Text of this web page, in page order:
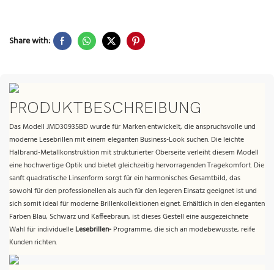
Share with:
PRODUKTBESCHREIBUNG
Das Modell JMD30935BD wurde für Marken entwickelt, die anspruchsvolle und
moderne Lesebrillen mit einem eleganten Business-Look suchen. Die leichte
Halbrand-Metallkonstruktion mit strukturierter Oberseite verleiht diesem Modell
eine hochwertige Optik und bietet gleichzeitig hervorragenden Tragekomfort. Die
sanft quadratische Linsenform sorgt für ein harmonisches Gesamtbild, das
sowohl für den professionellen als auch für den legeren Einsatz geeignet ist und
sich somit ideal für moderne Brillenkollektionen eignet. Erhältlich in den eleganten
Farben Blau, Schwarz und Kaffeebraun, ist dieses Gestell eine ausgezeichnete
Wahl für individuelle Lesebrillen- Programme, die sich an modebewusste, reife
Kunden richten.